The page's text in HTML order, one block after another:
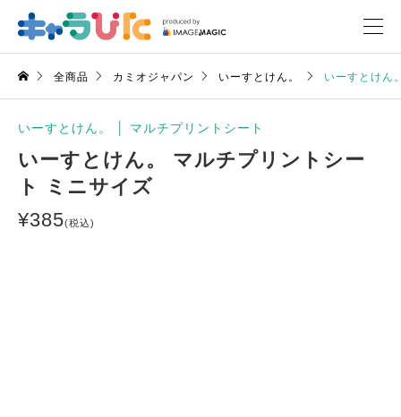
全商品 カミオジャパン いーすとけん。 いーすとけん
いーすとけん。 マルチプリントシート
いーすとけん。 マルチプリントシー
ト ミニサイズ
¥385(税込)